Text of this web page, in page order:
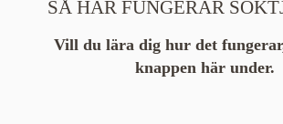
SÅ HÄR FUNGERAR
Vill du lära dig hur det
knappen här under.